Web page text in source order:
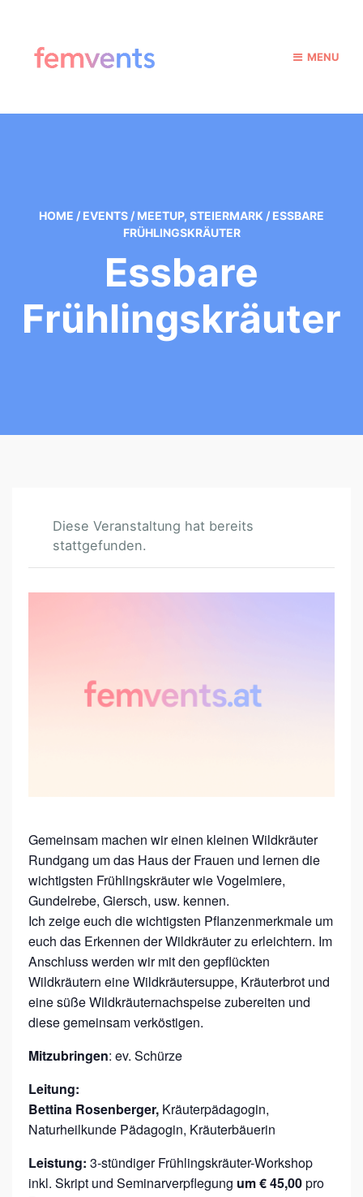
MENU
HOME / EVENTS / MEETUP, STEIERMARK / ESSBARE
FRÜHLINGSKRÄUTER
Essbare
Frühlingskräuter
Diese Veranstaltung hat bereits
stattgefunden.
H
L
I
N
G
S
K
R
U
T
E
R
Gemeinsam machen wir einen kleinen Wildkräuter
Rundgang um das Haus der Frauen und lernen die
wichtigsten Frühlingskräuter wie Vogelmiere,
Gundelrebe, Giersch, usw. kennen.
Ich zeige euch die wichtigsten Pflanzenmerkmale um
euch das Erkennen der Wildkräuter zu erleichtern. Im
Anschluss werden wir mit den gepflückten
Wildkräutern eine Wildkräutersuppe, Kräuterbrot und
eine süße Wildkräuternachspeise zubereiten und
diese gemeinsam verköstigen.
Mitzubringen: ev. Schürze
Leitung:
Bettina Rosenberger, Kräuterpädagogin,
Naturheilkunde Pädagogin, Kräuterbäuerin
Leistung: 3-stündiger Frühlingskräuter-Workshop
inkl. Skript und Seminarverpflegung um € 45,00pro